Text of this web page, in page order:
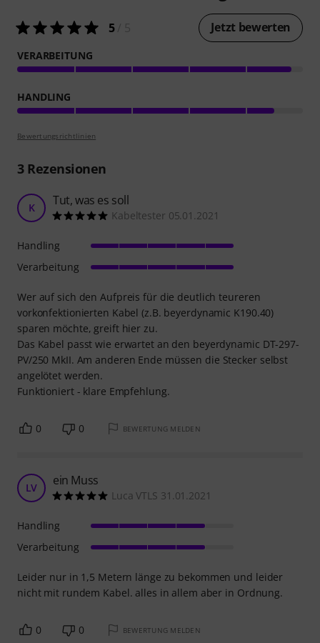
5/ 5 Jetzt bewerten
VERARBEITUNG
HANDLING
Bewertungsrichtlinien
3Rezensionen
K Tut, was es soll
Kabeltester 05.01.2021
Wer auf sich den Aufpreis für die deutlich teureren
vorkonfektionierten Kabel (z.B. beyerdynamic K190.40)
sparen möchte, greift hier zu.
Das Kabel passt wie erwartet an den beyerdynamic DT-297-
PV/250 MkII. Am anderen Ende müssen die Stecker selbst
angelötet werden.
Funktioniert - klare Empfehlung.
Handling
Verarbeitung
0 0 BEWERTUNG MELDEN
LV ein Muss
Luca VTLS 31.01.2021
Leider nur in 1,5 Metern länge zu bekommen und leider
nicht mit rundem Kabel. alles in allem aber in Ordnung.
Handling
Verarbeitung
0 0 BEWERTUNG MELDEN